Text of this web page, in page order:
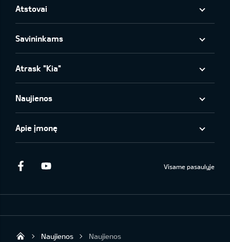
Atstovai
Savininkams
Atrask "Kia"
Naujienos
Apie įmonę
Facebook Visame pasaulyje
Naujienos Naujienos